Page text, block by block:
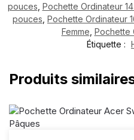
pouces Pochette Ordinateur
pouces Pochette Ordinateur
Femme Pochette
Étiquette :
Produits